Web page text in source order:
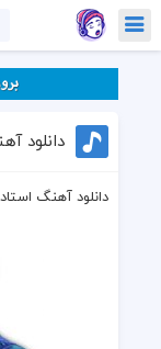
دانلود آهنگ